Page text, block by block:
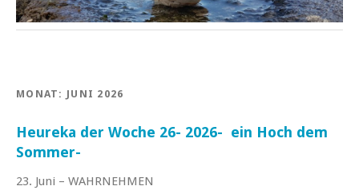
MONAT: JUNI 2026
Heureka der Woche 26- 2026- ein Hoch dem
Sommer-
23. Juni – WAHRNEHMEN